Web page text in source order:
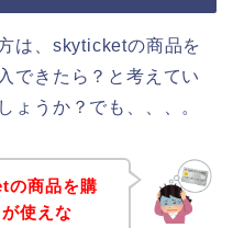
は、skyticketの商品を
できたら？と考えてい
ょうか？でも、、、。
の商品を購
使えな